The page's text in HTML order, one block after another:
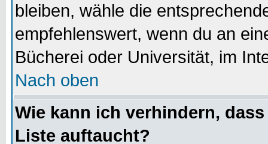
bleiben, wähle die
empfehlenswert, wenn du an
Bücherei oder Universität, im
Nach oben
Wie kann ich verhindern,
Liste auftaucht?